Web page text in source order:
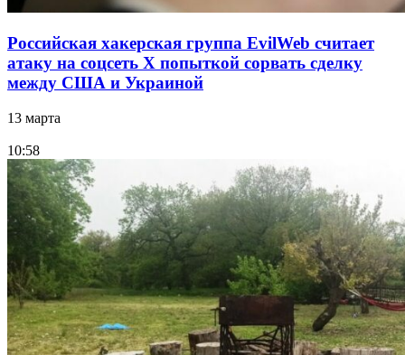
Российская хакерская группа EvilWeb считает
атаку на соцсеть Х попыткой сорвать сделку
между США и Украиной
13 марта
10:58